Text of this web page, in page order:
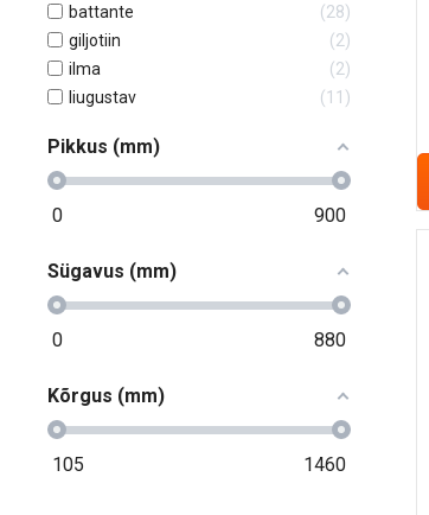
battante
28
giljotiin
2
ilma
2
liugustav
11
Pikkus (mm)
0 900
Sügavus (mm)
0 880
Kõrgus (mm)
105 1460